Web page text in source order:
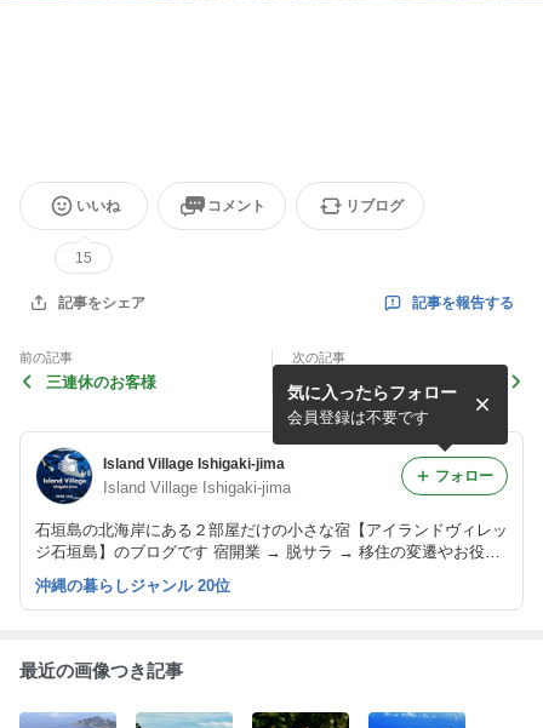
いいね
15
コメント リブログ
記事をシェア 記事を報告する
前の記事
三連休のお客様
次の記事
Island Village Ishigaki-jima
Island Village Ishigaki-jima
石垣島の北海岸にある２部屋だけの小さな宿【アイランドヴィレッ
ジ石垣島】のブログです 宿開業 → 脱サラ → 移住の変遷やお役立
ち島情報までいろいろ書き留めていますのでよろしければ覗いてみ
てください
気に入ったらフォロー
会員登録は不要です
フォロー
沖縄の暮らしジャンル 20位
最近の画像つき記事